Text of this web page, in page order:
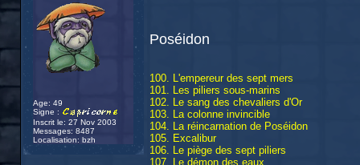
Age: 49
Signe :
Inscrit le: 27 Nov 2003
Messages: 8487
Localisation: bzh
Poséidon
100. L'empereur des sept mers
101. Les piliers sous-marins
102. Le sang des chevaliers d'Or
103. La colonne invincible
104. La réincarnation de Poséidon
105. Excalibur
106. Le piège des sept piliers
107. Le démon des eaux